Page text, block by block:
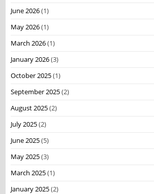
June 2026(1)
May 2026(1)
March 2026(1)
January 2026(3)
October 2025(1)
September 2025(2)
August 2025(2)
July 2025(2)
June 2025(5)
May 2025(3)
March 2025(1)
January 2025(2)